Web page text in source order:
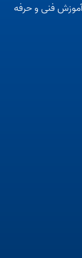
فنی و حرفه